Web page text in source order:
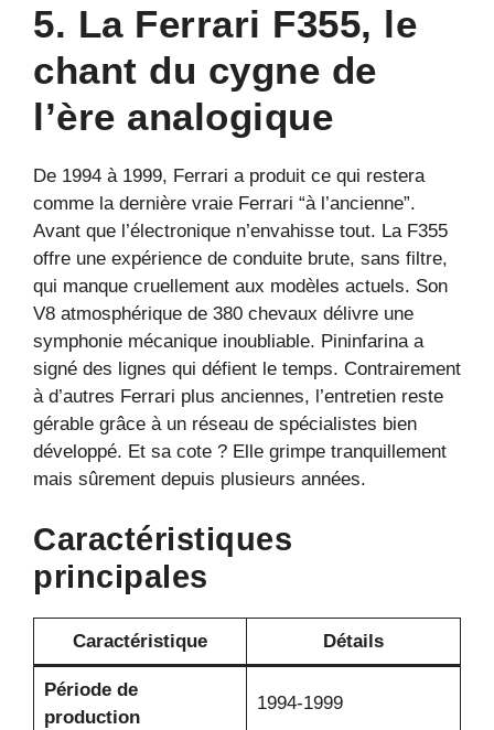
5. La Ferrari F355, le
chant du cygne de
l’ère analogique
De 1994 à 1999, Ferrari a produit ce qui restera
comme la dernière vraie Ferrari “à l’ancienne”.
Avant que l’électronique n’envahisse tout. La F355
offre une expérience de conduite brute, sans filtre,
qui manque cruellement aux modèles actuels. Son
V8 atmosphérique de 380 chevaux délivre une
symphonie mécanique inoubliable. Pininfarina a
signé des lignes qui défient le temps. Contrairement
à d’autres Ferrari plus anciennes, l’entretien reste
gérable grâce à un réseau de spécialistes bien
développé. Et sa cote ? Elle grimpe tranquillement
mais sûrement depuis plusieurs années.
Caractéristiques
principales
Caractéristique Détails
Période de
production
1994-1999